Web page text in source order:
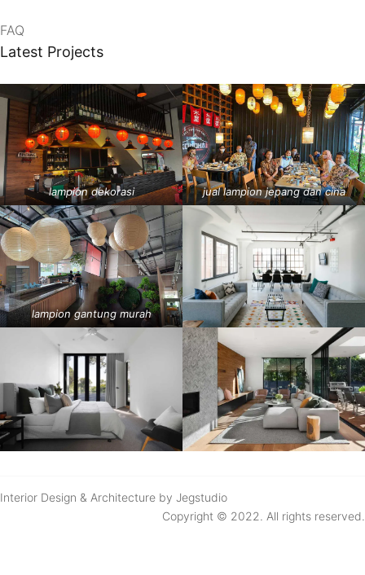
FAQ
Latest Projects
lampion dekorasi jual lampion jepang dan cina
lampion gantung murah
Interior Design & Architecture by Jegstudio
Copyright © 2022. All rights reserved.